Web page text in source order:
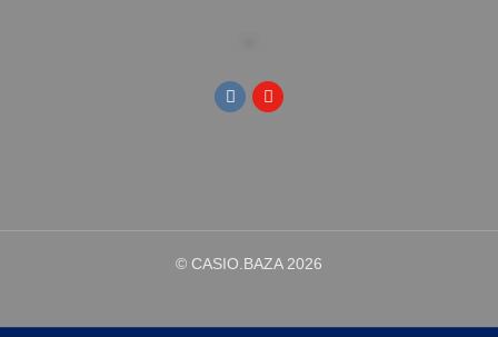
© CASIO.BAZA 2026